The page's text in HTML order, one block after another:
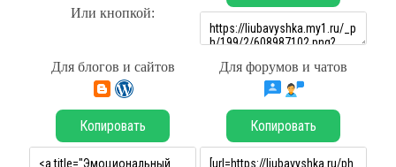
Или кнопкой:
Для блогов и сайтов Для форумов и чатов
Копировать Копировать